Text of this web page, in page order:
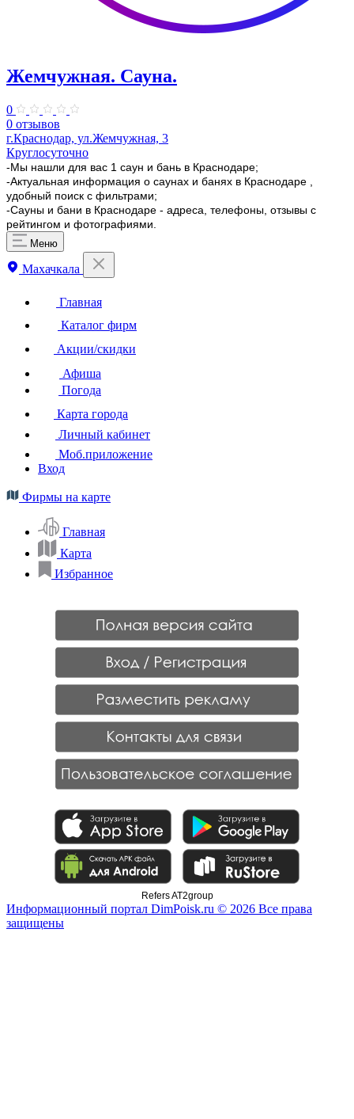
Жемчужная. Сауна.
0
0 отзывов
г.Краснодар, ул.Жемчужная, 3
Круглосуточно
-Мы нашли для вас 1 саун и бань в Краснодаре;
-Актуальная информация о саунах и банях в Краснодаре ,
удобный поиск с фильтрами;
-Сауны и бани в Краснодаре - адреса, телефоны, отзывы с
рейтингом и фотографиями.
Меню
Махачкала
Главная
Каталог фирм
Акции/скидки
Афиша
Погода
Карта города
Личный кабинет
Моб.приложение
Вход
Фирмы на карте
Главная
Карта
Избранное
Refers AT2group
Информационный портал DimPoisk.ru © 2026 Все права
защищены